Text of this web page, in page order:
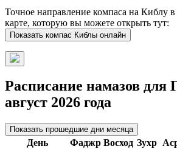
Точное направление компаса на Киблу
карте, которую вы можете открыть тут:
Показать компас Киблы онлайн
Расписание намазов для
август 2026 года
Показать прошедшие дни месяца
День Фаджр Восход Зухр